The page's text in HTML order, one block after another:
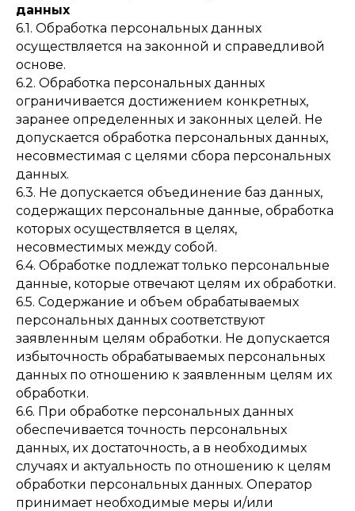
данных
6.1. Обработка персональных данных
осуществляется на законной и справедливой
основе.
6.2. Обработка персональных данных
ограничивается достижением конкретных,
заранее определенных и законных целей. Не
допускается обработка персональных данных,
несовместимая с целями сбора персональных
данных.
6.3. Не допускается объединение баз данных,
содержащих персональные данные, обработка
которых осуществляется в целях,
несовместимых между собой.
6.4. Обработке подлежат только персональные
данные, которые отвечают целям их обработки.
6.5. Содержание и объем обрабатываемых
персональных данных соответствуют
заявленным целям обработки. Не допускается
избыточность обрабатываемых персональных
данных по отношению к заявленным целям их
обработки.
6.6. При обработке персональных данных
обеспечивается точность персональных
данных, их достаточность, а в необходимых
случаях и актуальность по отношению к целям
обработки персональных данных. Оператор
принимает необходимые меры и/или